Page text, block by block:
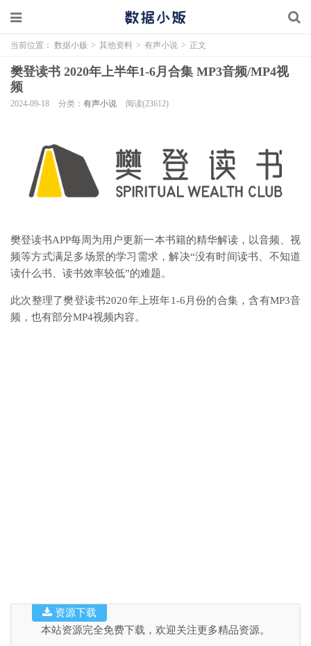
当前位置： 数据小贩 > 其他资料 > 有声小说 > 正文
樊登读书 2020年上半年1-6月合集 MP3音频/MP4视
频
2024-09-18 分类： 有声小说 阅读(23612)
樊登读书APP每周为用户更新一本书籍的精华解读，以音频、视
频等方式满足多场景的学习需求，解决“没有时间读书、不知道
读什么书、读书效率较低”的难题。
此次整理了樊登读书2020年上班年1-6月份的合集，含有MP3音
频，也有部分MP4视频内容。
本站资源完全免费下载，欢迎关注更多精品资源。
资源下载